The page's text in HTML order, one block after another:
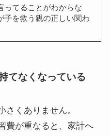
ってることがわからな
子を救う親の正しい関わ
てなくなっている
さくありません。
費が重なると、家計へ